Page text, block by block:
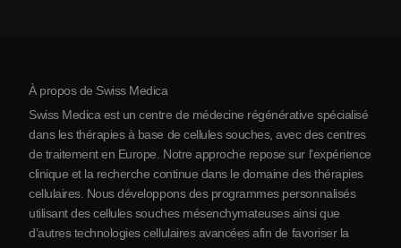
À propos de la Serbie
Partenariats
Contact
À propos de Swiss Medica
Swiss Medica est un centre de médecine régénérative spécialisé
dans les thérapies à base de cellules souches, avec des centres
de traitement en Europe. Notre approche repose sur l’expérience
clinique et la recherche continue dans le domaine des thérapies
cellulaires. Nous développons des programmes personnalisés
utilisant des cellules souches mésenchymateuses ainsi que
d’autres technologies cellulaires avancées afin de favoriser la